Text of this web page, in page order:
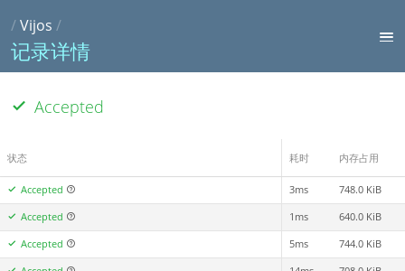
/Vijos /
记录详情
Accepted
状态 耗时 内存占用
Accepted 3ms 748.0 KiB
Accepted 1ms 640.0 KiB
Accepted 5ms 744.0 KiB